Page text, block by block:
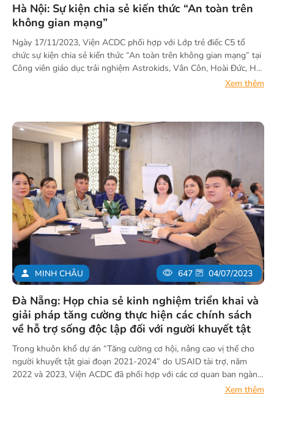
Hà Nội: Sự kiện chia sẻ kiến thức “An toàn trên
không gian mạng”
Ngày 17/11/2023, Viện ACDC phối hợp với Lớp trẻ điếc C5 tổ
chức sự kiện chia sẻ kiến thức “An toàn trên không gian mạng” tại
Công viên giáo dục trải nghiệm Astrokids, Vân Côn, Hoài Đức, Hà
Nội. Buổi chia sẻ cung cấp các nội dung bổ ích như Giới thiệu về
thức bộ tranh vẽ cho học sinh Điếc.
Xem thêm
MINH CHÂU 647 04/07/2023
Đà Nẵng: Họp chia sẻ kinh nghiệm triển khai và
giải pháp tăng cường thực hiện các chính sách
về hỗ trợ sống độc lập đối với người khuyết tật
Trong khuôn khổ dự án “Tăng cường cơ hội, nâng cao vị thế cho
người khuyết tật giai đoạn 2021-2024” do USAID tài trợ, năm
2022 và 2023, Viện ACDC đã phối hợp với các cơ quan ban ngành
triển khai mô hình sống độc lập thông qua hoạt động thăm nhà
Xem thêm